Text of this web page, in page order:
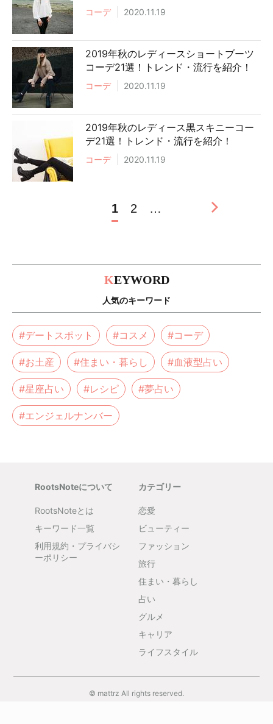
コーデ 2020.11.19
2019年秋のレディースショートブーツ
コーデ21選！トレンド・流行を紹介！
コーデ 2020.11.19
2019年秋のレディース黒スキニーコー
デ21選！トレンド・流行を紹介！
コーデ 2020.11.19
1 2 …
KEYWORD
人気のキーワード
#デートスポット #コスメ #コーデ
#お土産 #住まい・暮らし #血液型占い
#星座占い #レシピ #夢占い
#エンジェルナンバー
RootsNoteについて
RootsNoteとは
キーワード一覧
利用規約・プライバシ
ーポリシー
カテゴリー
恋愛
ビューティー
ファッション
旅行
住まい・暮らし
占い
グルメ
キャリア
ライフスタイル
© mattrz All rights reserved.